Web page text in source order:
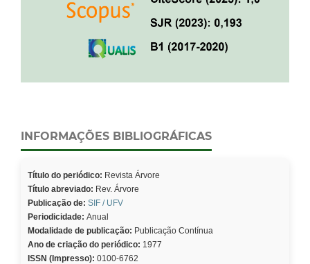
INFORMAÇÕES BIBLIOGRÁFICAS
Título do periódico: Revista Árvore
Título abreviado: Rev. Árvore
Publicação de: SIF / UFV
Periodicidade: Anual
Modalidade de publicação: Publicação Contínua
Ano de criação do periódico: 1977
ISSN (Impresso): 0100-6762